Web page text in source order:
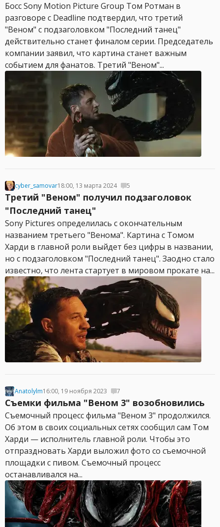
Босс Sony Motion Picture Group Том Ротман в
разговоре с Deadline подтвердил, что третий
"Веном" с подзаголовком "Последний танец"
действительно станет финалом серии. Председатель
компании заявил, что картина станет важным
событием для фанатов. Третий "Веном"...
cyber_samovar18:00, 13 марта 2024 5
Третий "Веном" получил подзаголовок
"Последний танец"
Sony Pictures определилась с окончательным
названием третьего "Венома". Картина с Томом
Харди в главной роли выйдет без цифры в названии,
но с подзаголовком "Последний танец". Заодно стало
известно, что лента стартует в мировом прокате на...
Anatolylm16:00, 19 ноября 2023 7
Съемки фильма "Веном 3" возобновились
Съемочный процесс фильма "Веном 3" продолжился.
Об этом в своих социальных сетях сообщил сам Том
Харди — исполнитель главной роли. Чтобы это
отпраздновать Харди выложил фото со съемочной
площадки с пивом. Съемочный процесс
останавливался на...